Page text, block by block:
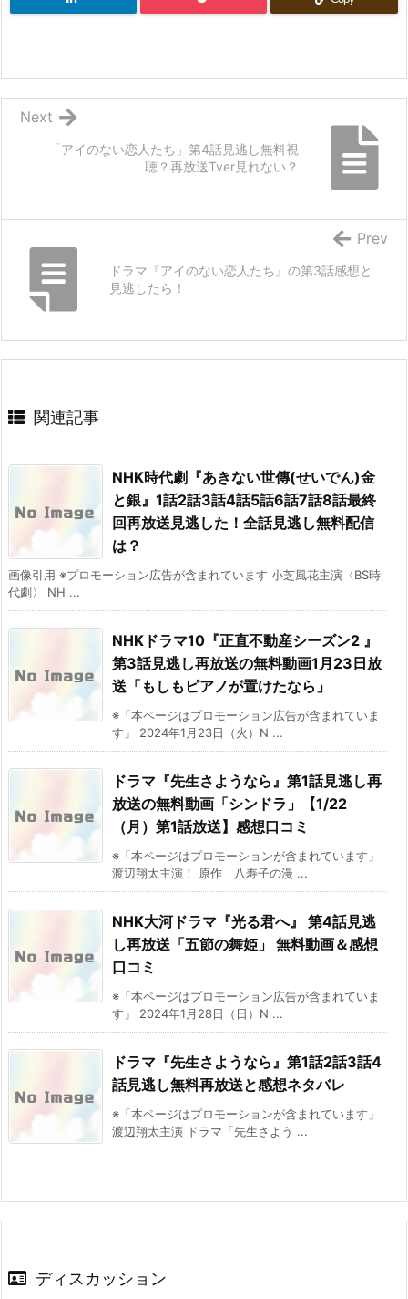
「アイのない恋人たち」第4話見逃し無料視
聴？再放送Tver見れない？
Next
ドラマ『アイのない恋人たち』の第3話感想と
見逃したら！
Prev
関連記事
NHK時代劇『あきない世傳(せいでん)金
と銀』1話2話3話4話5話6話7話8話最終
回再放送見逃した！全話見逃し無料配信
は？
画像引用 ※プロモーション広告が含まれています 小芝風花主演〈BS時
代劇〉 NH ...
NHKドラマ10『正直不動産シーズン2 』
第3話見逃し再放送の無料動画1月23日放
送「もしもピアノが置けたなら」
※「本ページはプロモーション広告が含まれていま
す」 2024年1月23日（火）N ...
ドラマ『先生さようなら』第1話見逃し再
放送の無料動画「シンドラ」【1/22
（月）第1話放送】感想口コミ
※「本ページはプロモーションが含まれています」
渡辺翔太主演！ 原作 八寿子の漫 ...
NHK大河ドラマ『光る君へ』 第4話見逃
し再放送「五節の舞姫」 無料動画＆感想
口コミ
※「本ページはプロモーション広告が含まれていま
す」 2024年1月28日（日）N ...
ドラマ『先生さようなら』第1話2話3話4
話見逃し無料再放送と感想ネタバレ
※「本ページはプロモーションが含まれています」
渡辺翔太主演 ドラマ「先生さよう ...
ディスカッション